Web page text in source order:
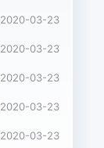
2020-03-23
2020-03-23
2020-03-23
2020-03-23
2020-03-23